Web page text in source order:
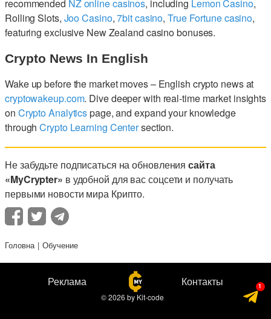
recommended NZ online casinos, including Lemon Casino,
Rolling Slots, Joo Casino,7bit casino,True Fortune casino,
featuring exclusive New Zealand casino bonuses.
Crypto News In English
Wake up before the market moves – English crypto news at
cryptowakeup.com. Dive deeper with real-time market insights
on Crypto Analyticspage, and expand your knowledge
throughCrypto Learning Centersection.
Не забудьте подписаться на обновлениясайта
«MyCrypter» в удобной для вас соцсети и получать
первыми новости мира Крипто.
Головна Обучение
Реклама Контакты
© 2026 by Kit-code